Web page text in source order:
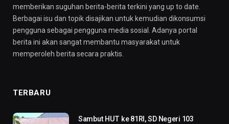
memberikan suguhan berita-berita terkini yang up to date.
Berbagai isu dan topik disajikan untuk kemudian dikonsumsi
pengguna sebagai pengguna media sosial. Adanya portal
berita ini akan sangat membantu masyarakat untuk
memperoleh berita secara praktis.
TERBARU
Sambut HUT ke 81RI, SD Negeri 103